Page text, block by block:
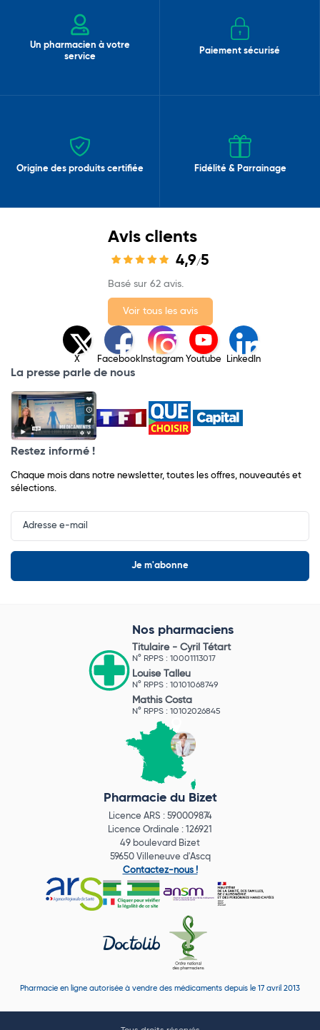
Un pharmacien à votre
service
Paiement sécurisé
Origine des produits certifiée Fidélité & Parrainage
Avis clients
4,9/5
Basé sur 62 avis.
Voir tous les avis
X Facebook Instagram Youtube LinkedIn
La presse parle de nous
Restez informé !
Chaque mois dans notre newsletter, toutes les offres, nouveautés et
sélections.
Input
Newsletter
Nos pharmaciens
Titulaire - Cyril Tétart
N° RPPS : 10001113017
Louise Talleu
N° RPPS : 10101068749
Mathis Costa
N° RPPS : 10102026845
Pharmacie du Bizet
Licence ARS : 590009874
Licence Ordinale : 126921
49 boulevard Bizet
59650 Villeneuve d'Ascq
Contactez-nous !
Pharmacie en ligne autorisée à vendre des médicaments depuis le 17 avril 2013